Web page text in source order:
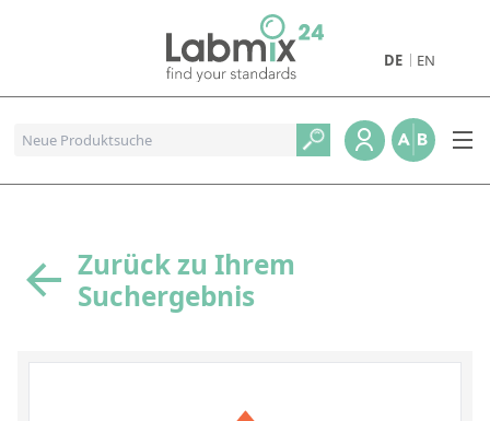
DE EN
Referenzstandards für die Industrie und Geologie
Referenzstandards für die Umweltanalytik
Referenzstandards für physikalische Eigenschaften
Zurück zu Ihrem
Suchergebnis